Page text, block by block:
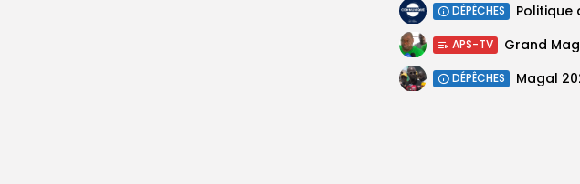
DÉPÊCHES
APS-TV
DÉPÊCHES